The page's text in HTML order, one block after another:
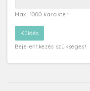
Max. 1000 karakter
Bejelentkezés szükséges!